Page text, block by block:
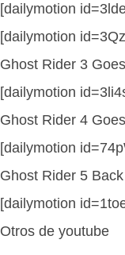
[dailymotion
[dailymotion
Ghost Rider 3
[dailymotion
Ghost Rider 4
[dailymotion
Ghost Rider 5
[dailymotion
Otros de youtube